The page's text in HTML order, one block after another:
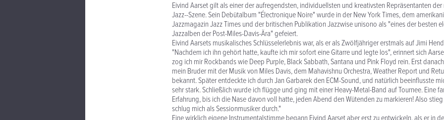
Eivind Aarset gilt als einer der aufregendsten, individuellsten und kreativsten Repräsentanten
Jazz--Szene. Sein Debütalbum "Électronique Noire" wurde in der New York Times, dem
Jazzmagazin Jazz Times und der britischen Publikation Jazzwise unisono als "eines der besten
Jazzalben der Post-Miles-Davis-Ära" gefeiert.
Eivind Aarsets musikalisches Schlüsselerlebnis war, als er als Zwölfjähriger erstmals auf Jimi
"Nachdem ich ihn gehört hatte, kaufte ich mir sofort eine Gitarre und legte los", erinnert sich
zog ich mir Rockbands wie Deep Purple, Black Sabbath, Santana und Pink Floyd rein. Erst
mein Bruder mit der Musik von Miles Davis, dem Mahavishnu Orchestra, Weather Report und
bekannt. Später entdeckte ich durch Jan Garbarek den ECM-Sound, und natürlich beeinflusste
sehr stark. Schließlich wurde ich flügge und ging mit einer Heavy-Metal-Band auf Tournee. Eine
Erfahrung, bis ich die Nase davon voll hatte, jeden Abend den Wütenden zu markieren! Also
schlug mich als Sessionmusiker durch."